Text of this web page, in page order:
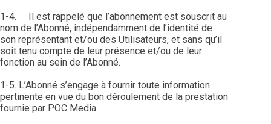
1-4. Il est rappelé que l’abonnement est souscrit au
nom de l’Abonné, indépendamment de l’identité de
son représentant et/ou des Utilisateurs, et sans qu’il
soit tenu compte de leur présence et/ou de leur
fonction au sein de l’Abonné.
1-5. L’Abonné s’engage à fournir toute information
pertinente en vue du bon déroulement de la prestation
fournie par POC Media.